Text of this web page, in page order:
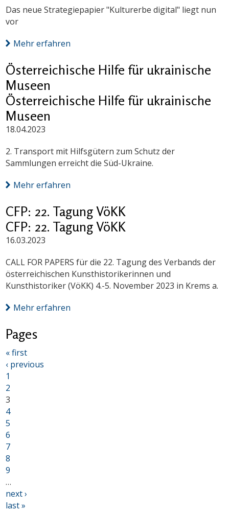
Das neue Strategiepapier "Kulturerbe digital" liegt nun
vor
Mehr erfahren
Österreichische Hilfe für ukrainische
Museen
Österreichische Hilfe für ukrainische
Museen
18.04.2023
2. Transport mit Hilfsgütern zum Schutz der
Sammlungen erreicht die Süd-Ukraine.
Mehr erfahren
CFP: 22. Tagung VöKK
CFP: 22. Tagung VöKK
16.03.2023
CALL FOR PAPERS für die 22. Tagung des Verbands der
österreichischen Kunsthistorikerinnen und
Kunsthistoriker (VöKK) 4.-5. November 2023 in Krems a.
Mehr erfahren
Pages
« first
‹ previous
1
2
3
4
5
6
7
8
9
…
next ›
last »